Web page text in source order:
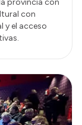
con
y el acceso